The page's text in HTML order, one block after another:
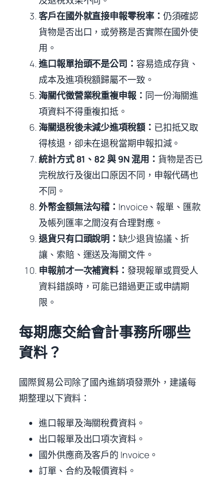
客戶在國外就直接申報零稅率： 仍須確認
貨物是否出口，或勞務是否實際在國外使
用。
進口報單抬頭不是公司： 容易造成存貨、
成本及進項稅額歸屬不一致。
海關代徵營業稅重複申報： 同一份海關進
項資料不得重複扣抵。
海關退稅後未減少進項稅額： 已扣抵又取
得核退，卻未在退稅當期申報扣減。
統計方式 81、82 與 9N 混用： 貨物是否已
完稅放行及復出口原因不同，申報代碼也
不同。
外幣金額無法勾稽： Invoice、報單、匯款
及帳列匯率之間沒有合理對應。
退貨只有口頭說明：缺少退貨協議、折
讓、索賠、運送及海關文件。
申報前才一次補資料： 發現報單或買受人
資料錯誤時，可能已錯過更正或申請期
限。
每期應交給會計事務所哪些
資料？
國際貿易公司除了國內進銷項發票外，建議每
期整理以下資料：
進口報單及海關稅費資料。
出口報單及出口項次資料。
國外供應商及客戶的 Invoice。
訂單、合約及報價資料。